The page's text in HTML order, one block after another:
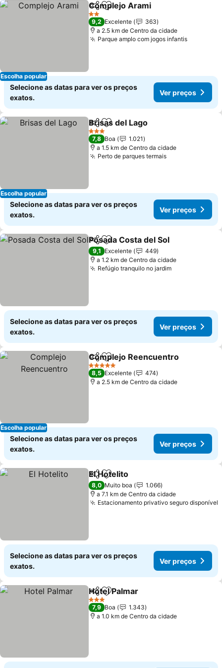
Escolha popular
PartilharAdicionar aos favoritos
Complejo Arami
2 Estrelas
9,2 Excelente
363
a 2.5 km de Centro da cidade
Parque amplo com jogos infantisVer
Selecione as datas para ver os preços
exatos.
Ver preços
Escolha popular
PartilharAdicionar aos favoritos
Brisas del Lago
3 Estrelas
7,8 Boa
1.021
a 1.5 km de Centro da cidade
Perto de parques termaisVer preços
Selecione as datas para ver os preços
exatos.
Ver preços
PartilharAdicionar aos favoritos
Posada Costa del Sol
9,1 Excelente
449
a 1.2 km de Centro da cidade
Refúgio tranquilo no jardimVer preços
Selecione as datas para ver os preços
exatos.
Ver preços
Escolha popular
PartilharAdicionar aos favoritos
Complejo Reencuentro
5 Estrelas
8,5 Excelente
474
a 2.5 km de Centro da cidade
Selecione as datas para ver os preços
exatos.
Ver preços
PartilharAdicionar aos favoritos
El Hotelito
8,0 Muito boa
1.066
a 7.1 km de Centro da cidade
Estacionamento privativo seguro disponível
Selecione as datas para ver os preços
exatos.
Ver preços
PartilharAdicionar aos favoritos
Hotel Palmar
3 Estrelas
7,9 Boa
1.343
a 1.0 km de Centro da cidade